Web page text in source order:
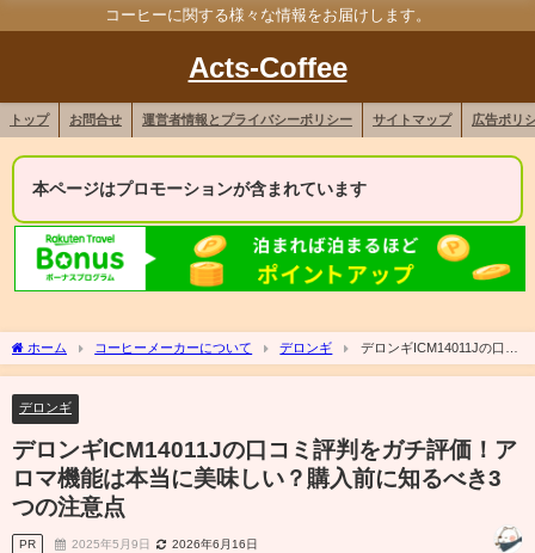
コーヒーに関する様々な情報をお届けします。
Acts-Coffee
トップ お問合せ 運営者情報とプライバシーポリシー サイトマップ 広告ポリ
本ページはプロモーションが含まれています
ホーム コーヒーメーカーについて デロンギ
デロンギICM14011Jの口コ
ミ評判をガチ評価！アロマ機能は本当に美味しい？購入前に知るべき3つの注意点
デロンギ
デロンギICM14011Jの口コミ評判をガチ評価！ア
ロマ機能は本当に美味しい？購入前に知るべき3
つの注意点
PR 2025年5月9日 2026年6月16日